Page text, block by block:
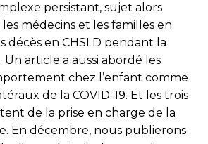
persistant, sujet alors
médecins et les familles en
décès en CHSLD pendant la
article a aussi abordé les
chez l’enfant comme
de la COVID-19. Et les trois
de la prise en charge de la
En décembre, nous publierons